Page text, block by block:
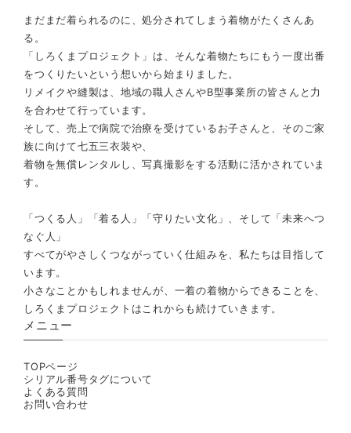
まだまだ着られるのに、処分されてしまう着物がたくさんあ
る。
「しろくまプロジェクト」は、そんな着物たちにもう一度出番
をつくりたいという想いから始まりました。
リメイクや縫製は、地域の職人さんやB型事業所の皆さんと力
を合わせて行っています。
そして、売上で病院で治療を受けているお子さんと、そのご家
族に向けて七五三衣装や、
着物を無償レンタルし、写真撮影をする活動に活かされていま
す。
「つくる人」「着る人」「守りたい文化」、そして「未来へつ
なぐ人」
すべてがやさしくつながっていく仕組みを、私たちは目指して
います。
小さなことかもしれませんが、一着の着物からできることを、
しろくまプロジェクトはこれからも続けていきます。
メニュー
TOPページ
シリアル番号タグについて
よくある質問
お問い合わせ